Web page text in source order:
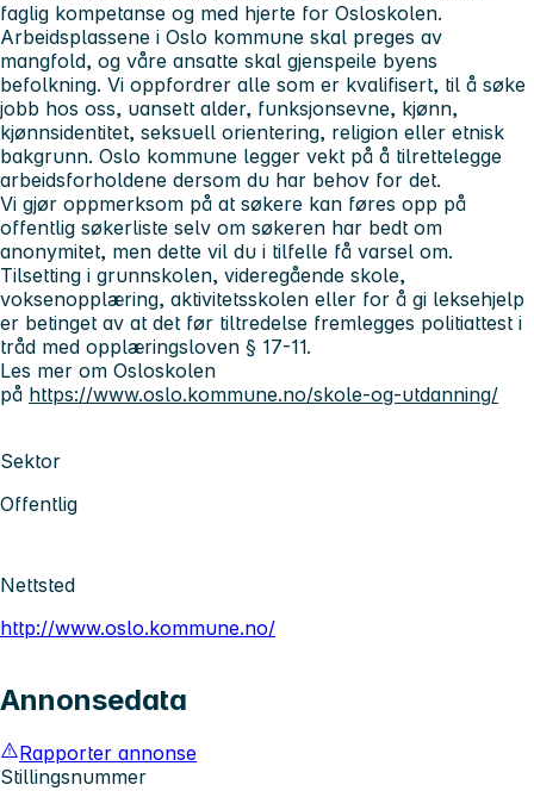
faglig kompetanse og med hjerte for Osloskolen.
Arbeidsplassene i Oslo kommune skal preges av
mangfold, og våre ansatte skal gjenspeile byens
befolkning. Vi oppfordrer alle som er kvalifisert, til å søke
jobb hos oss, uansett alder, funksjonsevne, kjønn,
kjønnsidentitet, seksuell orientering, religion eller etnisk
bakgrunn. Oslo kommune legger vekt på å tilrettelegge
arbeidsforholdene dersom du har behov for det.
Vi gjør oppmerksom på at søkere kan føres opp på
offentlig søkerliste selv om søkeren har bedt om
anonymitet, men dette vil du i tilfelle få varsel om.
Tilsetting i grunnskolen, videregående skole,
voksenopplæring, aktivitetsskolen eller for å gi leksehjelp
er betinget av at det før tiltredelse fremlegges politiattest i
tråd med opplæringsloven § 17-11.
Les mer om Osloskolen
på https://www.oslo.kommune.no/skole-og-utdanning/
Sektor
Offentlig
Nettsted
http://www.oslo.kommune.no/
Annonsedata
Rapporter annonse
Stillingsnummer